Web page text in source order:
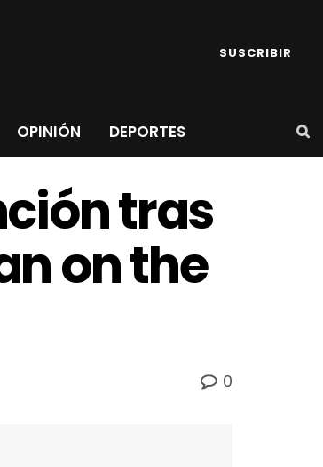
SUSCRIBIR
OPINIÓN DEPORTES
tras
on the
0